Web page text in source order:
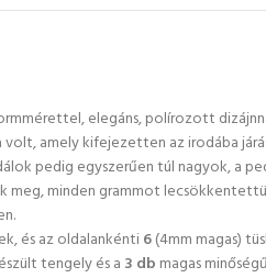
elegáns, polírozott
amely kifejezetten az irodába
pedig egyszerűen túl nagyok, a
meg, minden grammot
és az oldalankénti6(4mm magas)
tengely és a 3 db magas minőségű